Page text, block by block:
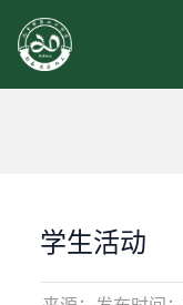
学生活动